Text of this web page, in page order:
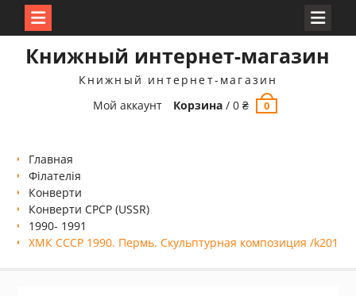
Книжный интернет-магазин
Книжный интернет-магазин
Мой аккаунт
Корзина /0₴ 0
Главная
Філателія
Конверти
Конверти СРСР (USSR)
1990- 1991
ХМК СССР 1990. Пермь. Скульптурная композиция /k201